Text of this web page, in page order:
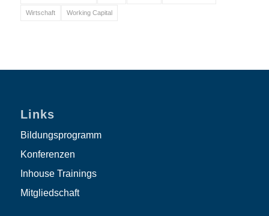
Wirtschaft Working Capital
Links
Bildungsprogramm
Konferenzen
Inhouse Trainings
Mitgliedschaft